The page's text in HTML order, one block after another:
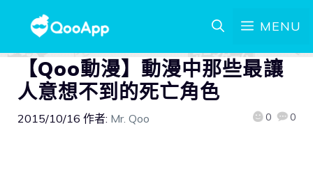
MENU
【Qoo動漫】動漫中那些最讓
人意想不到的死亡角色
2015/10/16 作者: Mr. Qoo 0 0